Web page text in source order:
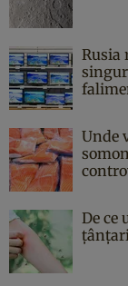
Rusia
Unde
De ce